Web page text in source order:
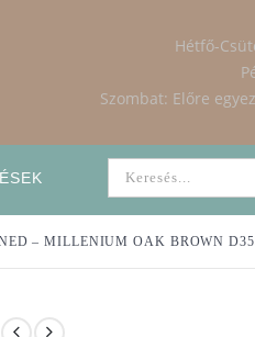
Hétfő-
Szombat: Előre
– MILLENIUM OAK BROWN